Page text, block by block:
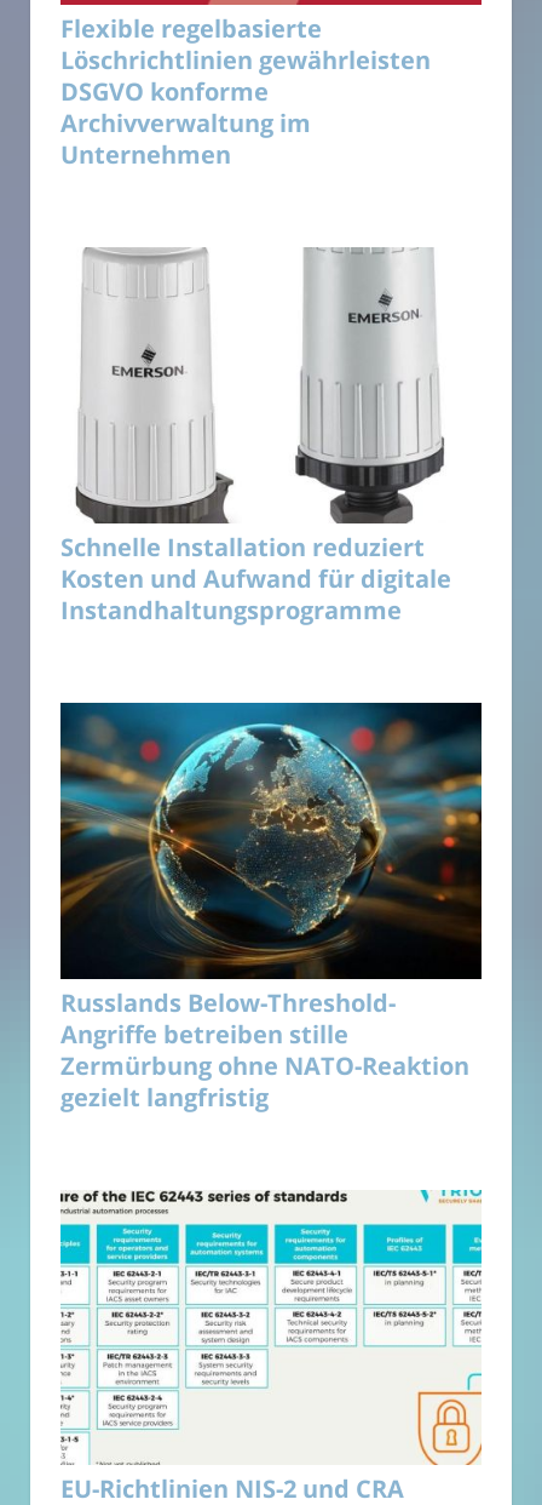
Flexible regelbasierte
Löschrichtlinien gewährleisten
DSGVO konforme
Archivverwaltung im
Unternehmen
Schnelle Installation reduziert
Kosten und Aufwand für digitale
Instandhaltungsprogramme
Russlands Below-Threshold-
Angriffe betreiben stille
Zermürbung ohne NATO-Reaktion
gezielt langfristig
EU-Richtlinien NIS-2 und CRA